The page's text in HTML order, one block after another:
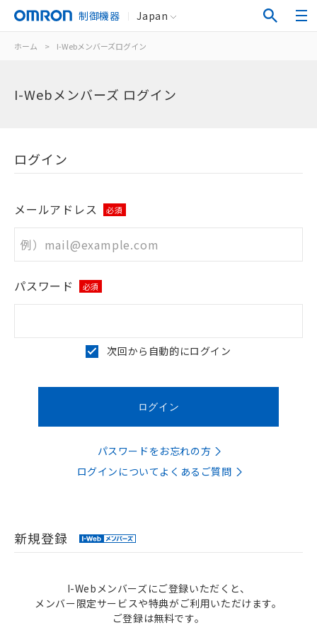
制御機器 Japan
ホーム > I-Webメンバーズログイン
I-Webメンバーズ ログイン
ログイン
メールアドレス 必須
パスワード 必須
次回から自動的にログイン
パスワードをお忘れの方
ログインについてよくあるご質問
新規登録
I-Webメンバーズにご登録いただくと、
メンバー限定サービスや特典がご利用いただけます。
ご登録は無料です。